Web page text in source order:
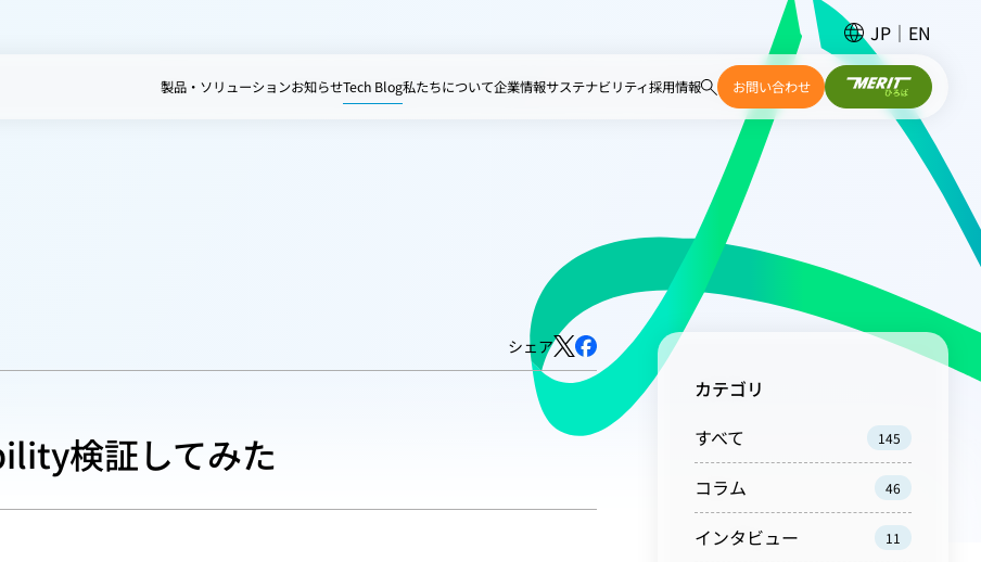
製品・ソリューションお知らせTech Blog私たちについて企業情報サステナビリティ採用情報 お問い合わせ
JP EN
シェア
検証してみた
カテゴリ
すべて
145
コラム 46
インタビュー 11